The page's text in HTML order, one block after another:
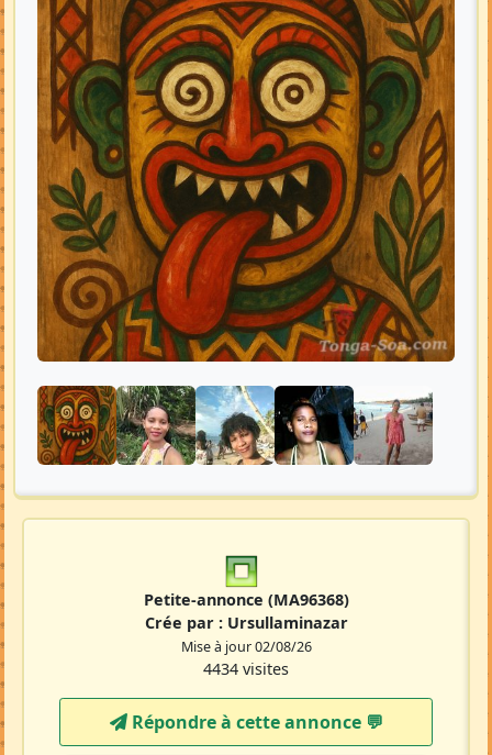
Petite-annonce (MA96368)
Crée par : Ursullaminazar
Mise à jour 02/08/26
4434 visites
Répondre à cette annonce 💬​